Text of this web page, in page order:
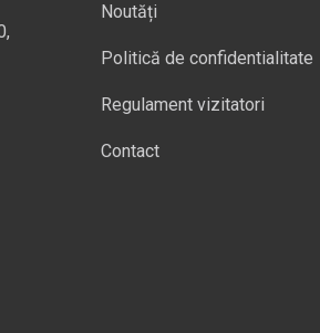
Noutăți
Politică de confidentialitate
Regulament vizitatori
Contact